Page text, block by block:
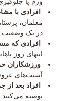
افرادی با
معلمان،
در یک وضعیت
افرادی که
انتهای روز
ورزشکاران
آسیب‌های
افراد بعد از
توصیه می‌کنند